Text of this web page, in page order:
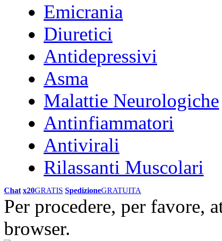
Emicrania
Diuretici
Antidepressivi
Asma
Malattie Neurologiche
Antinfiammatori
Antivirali
Rilassanti Muscolari
Chat x20GRATIS SpedizioneGRATUITA
Per procedere, per favore,
browser.